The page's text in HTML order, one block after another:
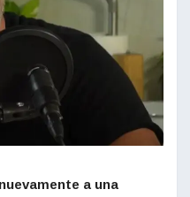
a una